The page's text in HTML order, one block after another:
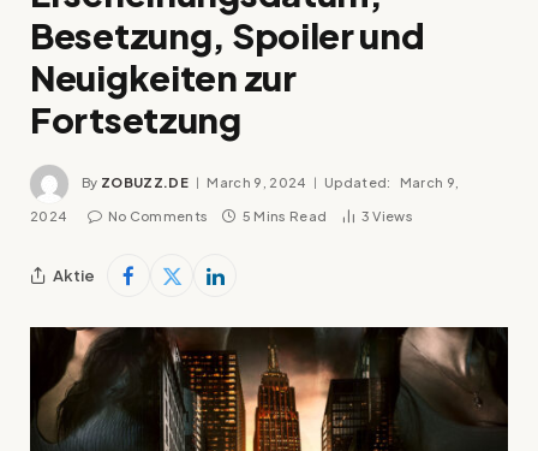
Besetzung, Spoiler und
Neuigkeiten zur
Fortsetzung
By ZOBUZZ.DE March 9, 2024 Updated: March 9,
2024 No Comments 5 Mins Read 3Views
Aktie